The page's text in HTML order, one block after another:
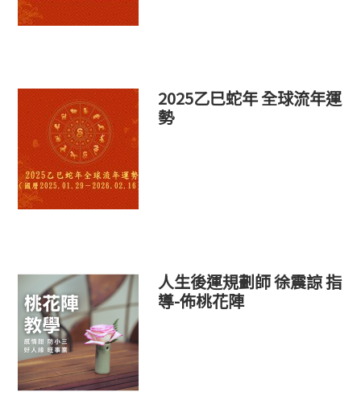
2025乙巳蛇年 全球流年運
勢
人生後運規劃師 徐震諒 指
導-佈桃花陣